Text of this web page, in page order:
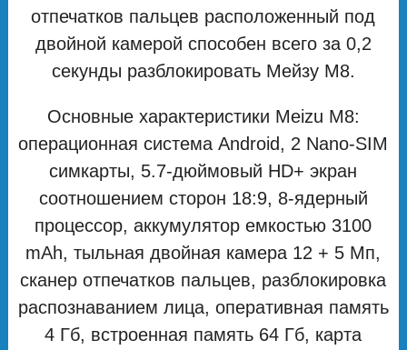
отпечатков пальцев расположенный под
двойной камерой способен всего за 0,2
секунды разблокировать Мейзу М8.
Основные характеристики Meizu M8:
операционная система Android, 2 Nano-SIM
симкарты, 5.7-дюймовый HD+ экран
соотношением сторон 18:9, 8-ядерный
процессор, аккумулятор емкостью 3100
mAh, тыльная двойная камера 12 + 5 Мп,
сканер отпечатков пальцев, разблокировка
распознаванием лица, оперативная память
4 Гб, встроенная память 64 Гб, карта